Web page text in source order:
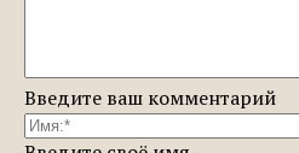
Введите ваш комментарий